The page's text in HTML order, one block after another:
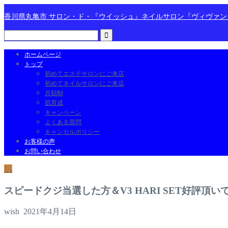
香川県丸亀市 サロン・ド・『ウイッシュ』ネイルサロン『ヴィヴァ
ホームページ
トップ
初めてエステサロンにご来店
初めてネイルサロンにご来店
月額制
肌育成
キャンペーン
よくある質問
キャンセルポリシー
お客様の声
お問い合わせ
肌
スピードクジ当選した方＆V3 HARI SET好評頂い
wish 2021年4月14日